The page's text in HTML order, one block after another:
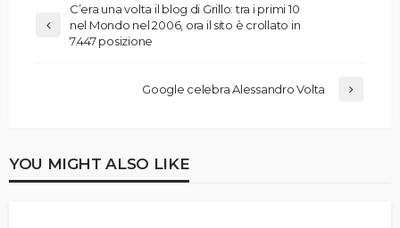
C’era una volta il blog di Grillo: tra i primi 10
nel Mondo nel 2006, ora il sito è crollato in
7.447 posizione
Google celebra Alessandro Volta
YOU MIGHT ALSO LIKE